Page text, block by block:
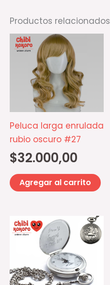
Productos relacionados
Peluca larga enrulada
rubio oscuro #27
$32.000,00
Agregar al carrito